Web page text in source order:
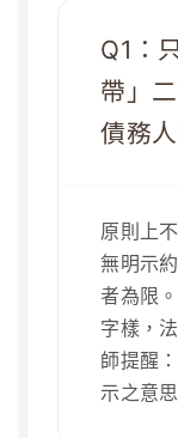
Q1：
帶」
債務
原則上
無明示
者為限
字樣，
師提醒
示之意